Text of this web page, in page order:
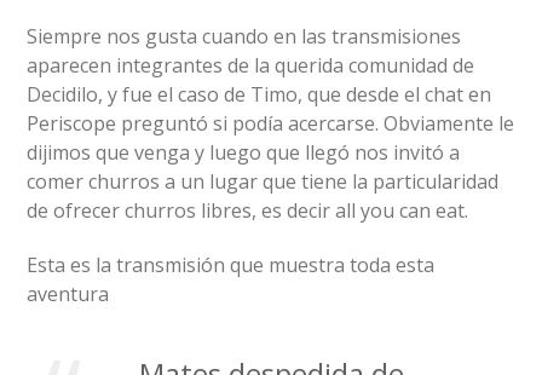
Siempre nos gusta cuando en las transmisiones
aparecen integrantes de la querida comunidad de
Decidilo, y fue el caso de Timo, que desde el chat en
Periscope preguntó si podía acercarse. Obviamente le
dijimos que venga y luego que llegó nos invitó a
comer churros a un lugar que tiene la particularidad
de ofrecer churros libres, es decir all you can eat.
Esta es la transmisión que muestra toda esta
aventura